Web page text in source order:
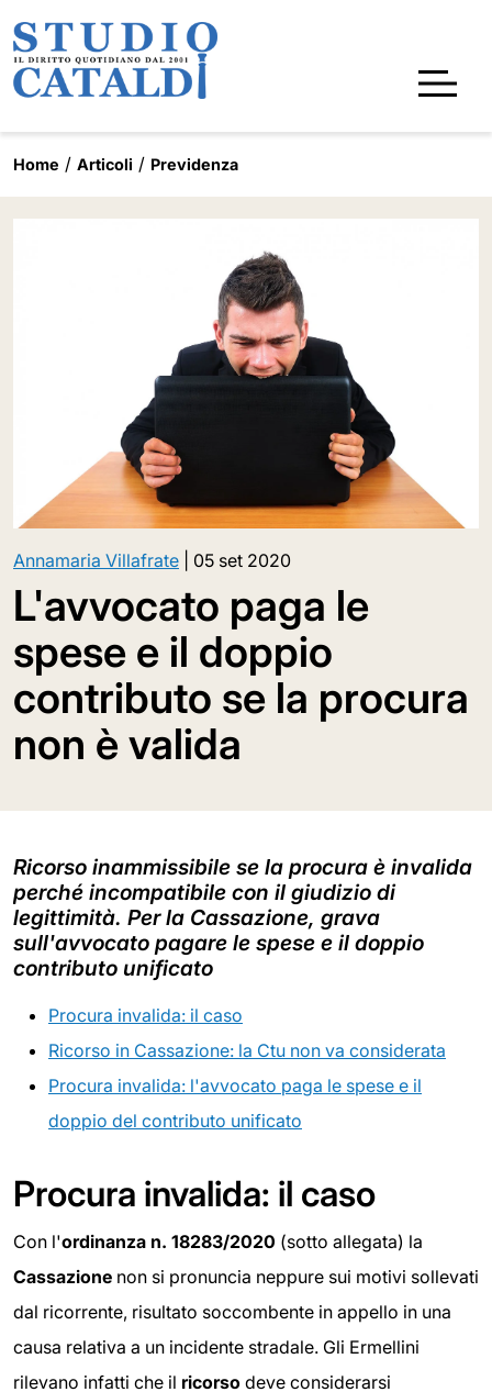
Home Articoli Previdenza
Annamaria Villafrate 05 set 2020
L'avvocato paga le
spese e il doppio
contributo se la procura
non è valida
Ricorso inammissibile se la procura è invalida
perché incompatibile con il giudizio di
legittimità. Per la Cassazione, grava
sull'avvocato pagare le spese e il doppio
contributo unificato
Procura invalida: il caso
Ricorso in Cassazione: la Ctu non va considerata
Procura invalida: l'avvocato paga le spese e il
doppio del contributo unificato
Procura invalida: il caso
Con l'ordinanza n. 18283/2020 (sotto allegata) la
Cassazione non si pronuncia neppure sui motivi sollevati
dal ricorrente, risultato soccombente in appello in una
causa relativa a un incidente stradale. Gli Ermellini
rilevano infatti che il ricorso deve considerarsi